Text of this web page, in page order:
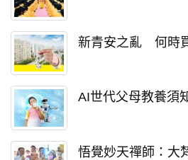
新青安之亂 何時
AI世代父母教養須
悟覺妙天禪師：大